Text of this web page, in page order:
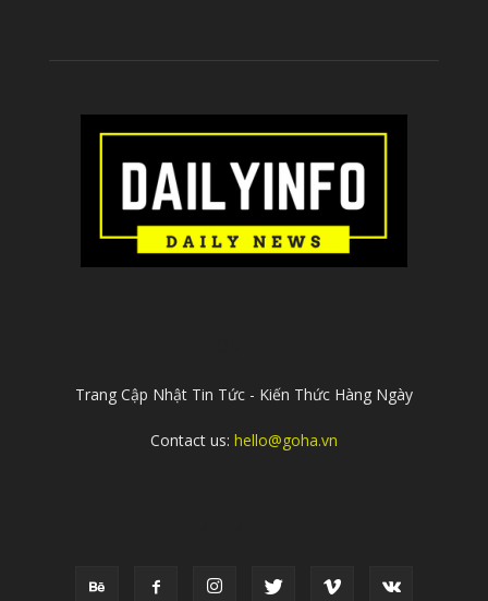
Trang Cập Nhật Tin Tức - Kiến Thức Hàng Ngày
Contact us: hello@goha.vn